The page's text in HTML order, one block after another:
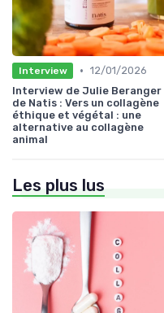
Interview • 12/01/2026
Interview de Julie Beranger
de Natis : Vers un collagène
éthique et végétal : une
alternative au collagène
animal
Les plus lus